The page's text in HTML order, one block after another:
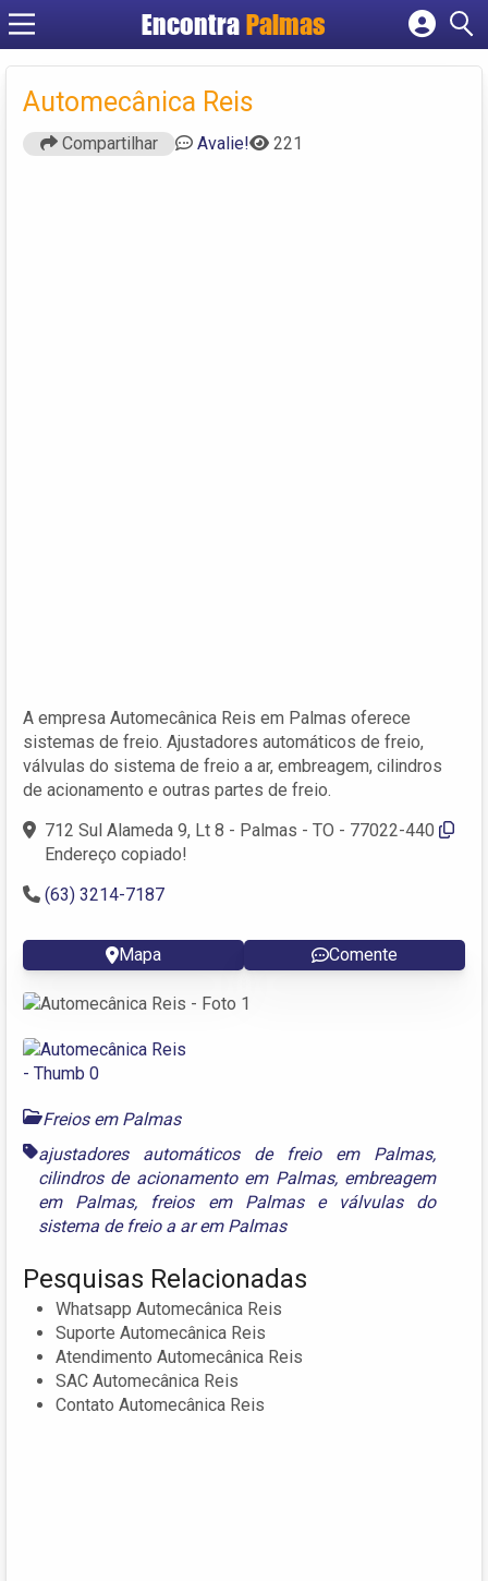
Encontra Palmas
Cadastrar empresa
Criar conta
Automecânica Reis
Compartilhar Avalie! 221
A empresa Automecânica Reis em Palmas oferece
sistemas de freio. Ajustadores automáticos de freio,
válvulas do sistema de freio a ar, embreagem, cilindros
de acionamento e outras partes de freio.
712 Sul Alameda 9, Lt 8 - Palmas - TO - 77022-440
Endereço copiado!
(63) 3214-7187
Mapa Comente
Freios em Palmas
ajustadores automáticos de freio em Palmas,
cilindros de acionamento em Palmas, embreagem
em Palmas, freios em Palmase válvulas do
sistema de freio a ar em Palmas
Pesquisas Relacionadas
Whatsapp Automecânica Reis
Suporte Automecânica Reis
Atendimento Automecânica Reis
SAC Automecânica Reis
Contato Automecânica Reis